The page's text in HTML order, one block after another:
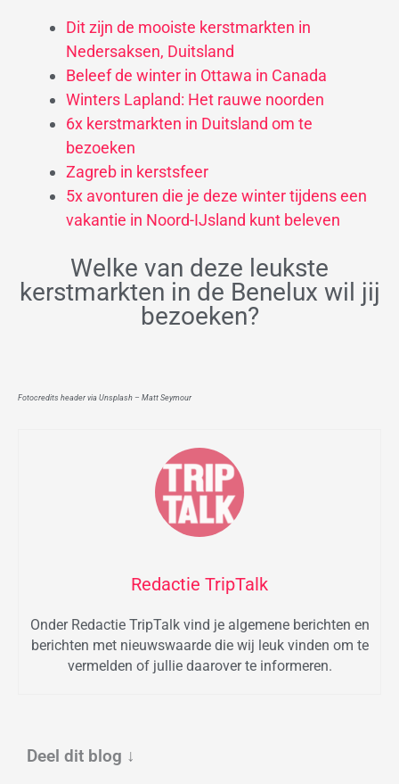
Dit zijn de mooiste kerstmarkten in
Nedersaksen, Duitsland
Beleef de winter in Ottawa in Canada
Winters Lapland: Het rauwe noorden
6x kerstmarkten in Duitsland om te
bezoeken
Zagreb in kerstsfeer
5x avonturen die je deze winter tijdens een
vakantie in Noord-IJsland kunt beleven
Welke van deze leukste
kerstmarkten in de Benelux wil jij
bezoeken?
Fotocredits header via Unsplash – Matt Seymour
Redactie TripTalk
Onder Redactie TripTalk vind je algemene berichten en
berichten met nieuwswaarde die wij leuk vinden om te
vermelden of jullie daarover te informeren.
Deel dit blog ↓